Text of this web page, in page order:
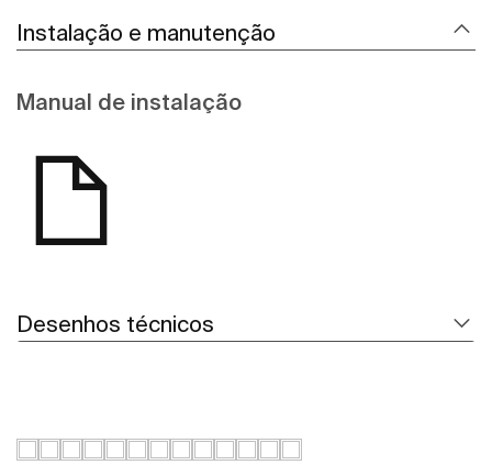
Instalação e manutenção
Manual de instalação
Desenhos técnicos